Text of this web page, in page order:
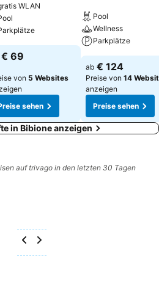
WLAN
€ 69
von 5 Websites
sehen
Pool
Wellness
Parkplätze
ab € 124
Preise von 14
anzeigen
Preise sehen
in Bibione anzeigen
auf trivago in den letzten 30 Tagen